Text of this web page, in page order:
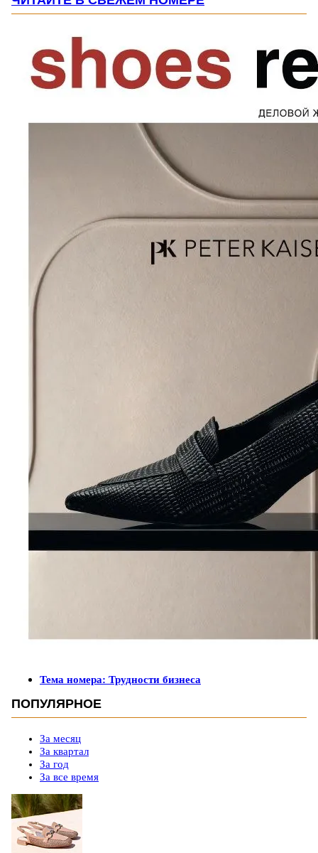
Тема номера: Трудности бизнеса
ПОПУЛЯРНОЕ
За месяц
За квартал
За год
За все время